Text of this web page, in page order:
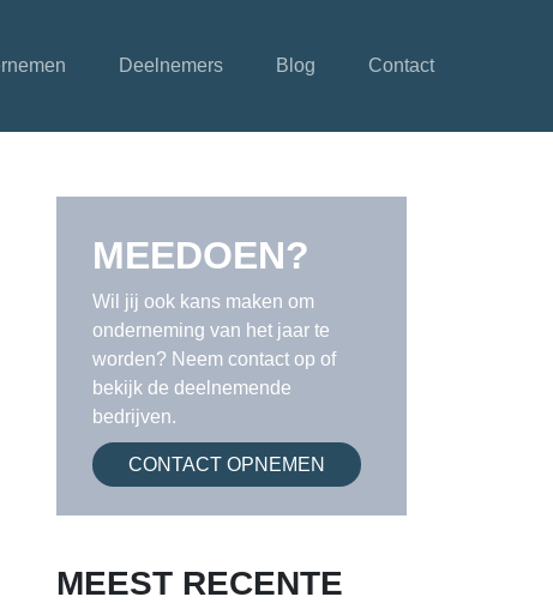
Deelnemers Blog Contact
MEEDOEN?
Wil jij ook kans maken om
onderneming van het jaar te
worden? Neem contact op of
bekijk de deelnemende
bedrijven.
CONTACT OPNEMEN
MEEST RECENTE